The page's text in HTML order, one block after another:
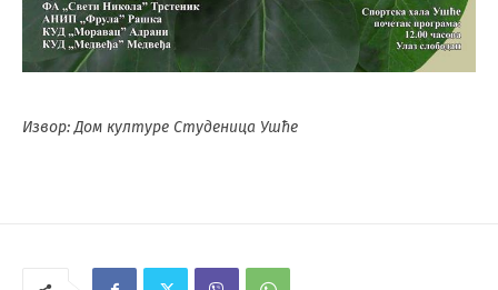
Извор: Дом културе Студеница Ушће